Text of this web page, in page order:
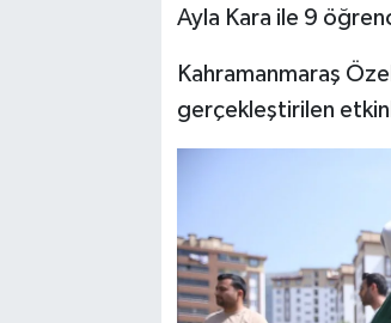
Ayla Kara ile 9
Kahramanmaraş
gerçekleştirilen